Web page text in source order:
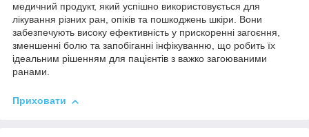
медичний продукт, який успішно використовується для
лікування різних ран, опіків та пошкоджень шкіри. Вони
забезпечують високу ефективність у прискоренні загоєння,
зменшенні болю та запобіганні інфікуванню, що робить їх
ідеальним рішенням для пацієнтів з важко загоюваними
ранами.
Приховати